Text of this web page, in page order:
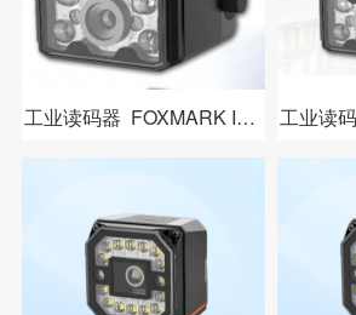
工业读码器 FOXMARK ID305